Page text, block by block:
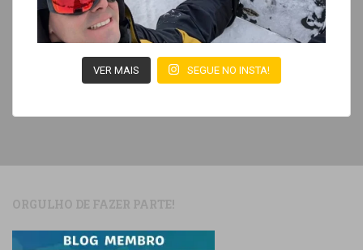
VER MAIS SEGUE NO INSTA!
ORGULHO DE FAZER PARTE!